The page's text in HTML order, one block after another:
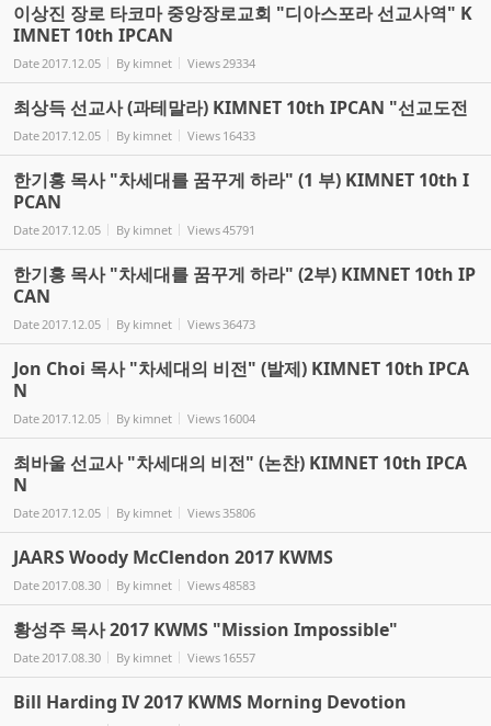
이상진 장로 타코마 중앙장로교회 "디아스포라 선교사역" K
IMNET 10th IPCAN
Date2017.12.05 By kimnet Views29334
최상득 선교사 (과테말라) KIMNET 10th IPCAN "선교도전
Date2017.12.05 By kimnet Views 16433
한기홍 목사 "차세대를 꿈꾸게 하라" (1 부) KIMNET 10th I
PCAN
Date2017.12.05 By kimnet Views45791
한기홍 목사 "차세대를 꿈꾸게 하라" (2부) KIMNET 10th IP
CAN
Date2017.12.05 By kimnet Views36473
Jon Choi 목사 "차세대의 비전" (발제) KIMNET 10th IPCA
N
Date2017.12.05 By kimnet Views 16004
최바울 선교사 "차세대의 비전" (논찬) KIMNET 10th IPCA
N
Date2017.12.05 By kimnet Views35806
JAARS Woody McClendon 2017 KWMS
Date2017.08.30 By kimnet Views48583
황성주 목사 2017 KWMS "Mission Impossible"
Date2017.08.30 By kimnet Views 16557
Bill Harding IV 2017 KWMS Morning Devotion